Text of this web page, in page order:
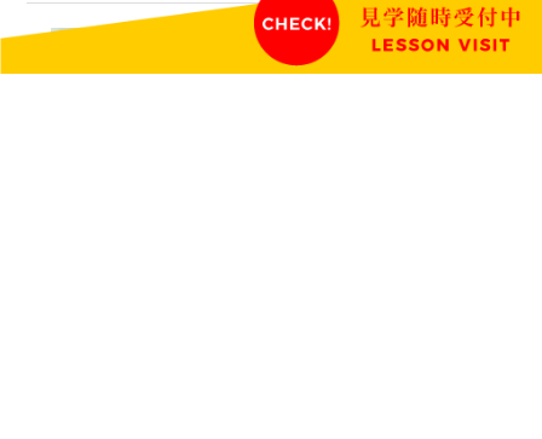
出演・演奏経歴
2022.12.20